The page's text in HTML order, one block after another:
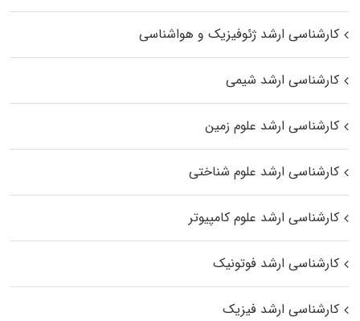
کارشناسی ارشد ژئوفیزیک و هواشناسی
کارشناسی ارشد شیمی
کارشناسی ارشد علوم زمین
کارشناسی ارشد علوم شناختی
کارشناسی ارشد علوم کامپیوتر
کارشناسی ارشد فوتونیک
کارشناسی ارشد فیزیک